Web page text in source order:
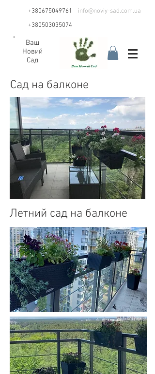
+380675049761
info@noviy-sad.com.ua
+380503035074
Ваш
Новий
Сад
Сад на балконе
Летний сад на балконе